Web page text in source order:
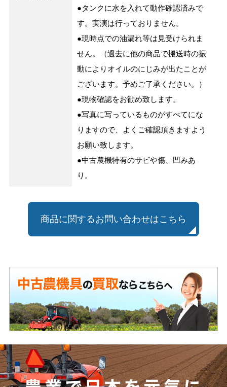
●タンクに水を入れて動作確認済みで
す。実演は行っておりません。
●現時点での油漏れ等は見受けられま
せん。（過去に他の商品で搬送時の振
動によりオイルのにじみが出たことが
ございます。予めご了承ください。）
●現物確認をお勧め致します。
●写真に写っているものがすべてにな
りますので、よくご確認頂きますよう
お願い致します。
●中古農機特有のサビや傷、凹みあ
り。
商品に関するお問い合わせはこちら